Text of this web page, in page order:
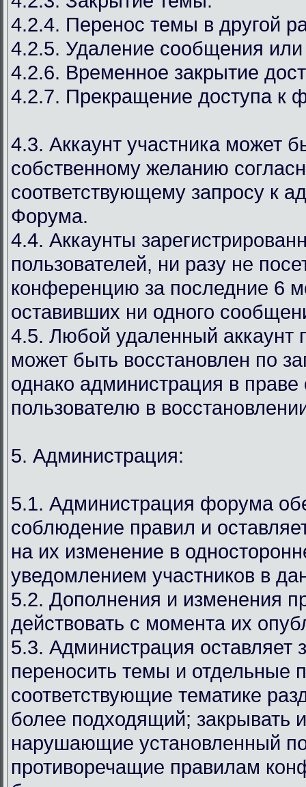
4.2.4. Перенос темы в другой
4.2.5. Удаление сообщения
4.2.6. Временное закрытие
4.2.7. Прекращение доступа к
4.3. Аккаунт участника может
собственному желанию
соответствующему запросу к
Форума.
4.4. Аккаунты
пользователей, ни разу не
конференцию за последние 6
оставивших ни одного
4.5. Любой удаленный аккаунт
может быть восстановлен по
однако администрация в праве
пользователю в
5. Администрация:
5.1. Администрация форума
соблюдение правил и
на их изменение в
уведомлением участников в
5.2. Дополнения и изменения
действовать с момента их
5.3. Администрация оставляет
переносить темы и отдельные
соответствующие тематике
более подходящий; закрывать
нарушающие установленный
противоречащие правилам